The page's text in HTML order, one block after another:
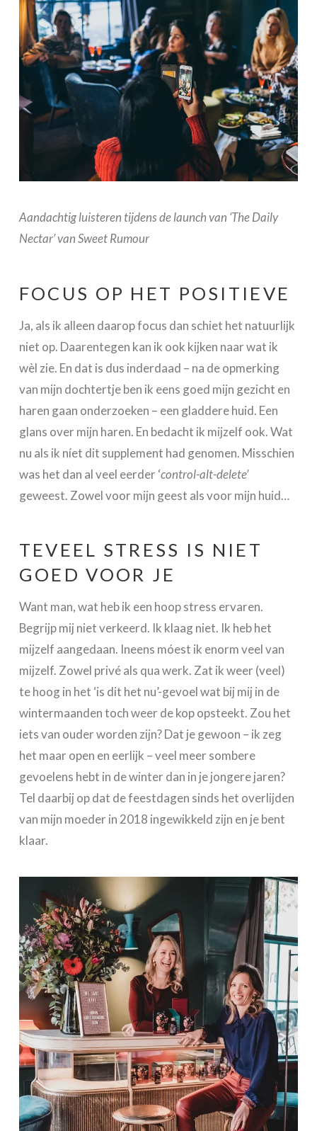
Aandachtig luisteren tijdens de launch van ‘The Daily
Nectar’ van Sweet Rumour
FOCUS OP HET POSITIEVE
Ja, als ik alleen daarop focus dan schiet het natuurlijk
niet op. Daarentegen kan ik ook kijken naar wat ik
wèl zie. En dat is dus inderdaad – na de opmerking
van mijn dochtertje ben ik eens goed mijn gezicht en
haren gaan onderzoeken – een gladdere huid. Een
glans over mijn haren. En bedacht ik mijzelf ook. Wat
nu als ik níet dit supplement had genomen. Misschien
was het dan al veel eerder ‘control-alt-delete’
geweest. Zowel voor mijn geest als voor mijn huid…
TEVEEL STRESS IS NIET
GOED VOOR JE
Want man, wat heb ik een hoop stress ervaren.
Begrijp mij niet verkeerd. Ik klaag niet. Ik heb het
mijzelf aangedaan. Ineens móest ik enorm veel van
mijzelf. Zowel privé als qua werk. Zat ik weer (veel)
te hoog in het ‘is dit het nu’-gevoel wat bij mij in de
wintermaanden toch weer de kop opsteekt. Zou het
iets van ouder worden zijn? Dat je gewoon – ik zeg
het maar open en eerlijk – veel meer sombere
gevoelens hebt in de winter dan in je jongere jaren?
Tel daarbij op dat de feestdagen sinds het overlijden
van mijn moeder in 2018 ingewikkeld zijn en je bent
klaar.